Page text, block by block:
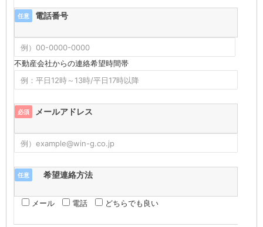
任意 電話番号
不動産会社からの連絡希望時間帯
必須 メールアドレス
任意 希望連絡方法
メール 電話 どちらでも良い